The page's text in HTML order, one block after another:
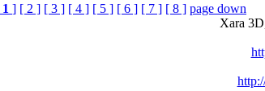
1 ] [ 2 ] [ 3 ] [ 4 ] [ 5 ] [ 6 ] [ 7 ] [ 8 ] page down
Xara